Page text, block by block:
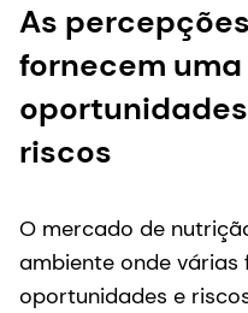
As
fornecem
riscos
O mercado de
ambiente onde várias
oportunidades e